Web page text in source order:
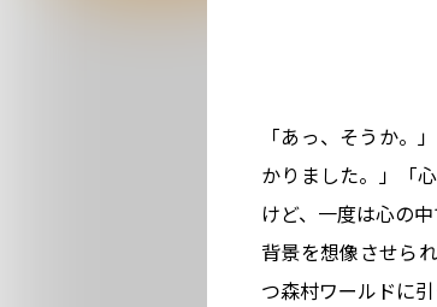
「あっ、そうか。
かりました。」「
けど、一度は心の
背景を想像させら
つ森村ワールドに